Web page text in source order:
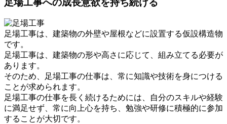
足場工事は、建築物の外壁や屋根などに設置する仮設構造物
です。
足場工事は、建築物の形や高さに応じて、組み立てる必要が
あります。
そのため、足場工事の仕事は、常に知識や技術を身につける
ことが求められます。
足場工事の仕事を長く続けるためには、自分のスキルや経験
に満足せず、常に向上心を持ち、勉強や研修に積極的に参加
することが大切です。